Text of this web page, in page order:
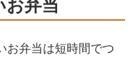
お弁当
お弁当は短時間でつ